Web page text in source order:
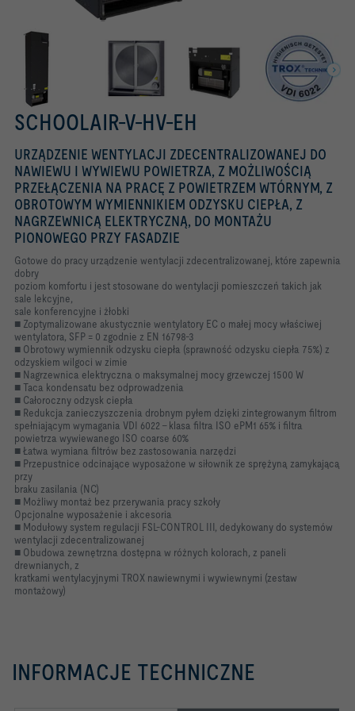
SCHOOLAIR-V-HV-EH
URZĄDZENIE WENTYLACJI ZDECENTRALIZOWANEJ DO
NAWIEWU I WYWIEWU POWIETRZA, Z MOŻLIWOŚCIĄ
PRZEŁĄCZENIA NA PRACĘ Z POWIETRZEM WTÓRNYM, Z
OBROTOWYM WYMIENNIKIEM ODZYSKU CIEPŁA, Z
NAGRZEWNICĄ ELEKTRYCZNĄ, DO MONTAŻU
PIONOWEGO PRZY FASADZIE
Gotowe do pracy urządzenie wentylacji zdecentralizowanej, które zapewnia
dobry
poziom komfortu i jest stosowane do wentylacji pomieszczeń takich jak
sale lekcyjne,
sale konferencyjne i żłobki
■ Zoptymalizowane akustycznie wentylatory EC o małej mocy właściwej
wentylatora, SFP = 0 zgodnie z EN 16798-3
■ Obrotowy wymiennik odzysku ciepła (sprawność odzysku ciepła 75%) z
odzyskiem wilgoci w zimie
■ Nagrzewnica elektryczna o maksymalnej mocy grzewczej 1500 W
■ Taca kondensatu bez odprowadzenia
■ Całoroczny odzysk ciepła
■ Redukcja zanieczyszczenia drobnym pyłem dzięki zintegrowanym filtrom
spełniającym wymagania VDI 6022 - klasa filtra ISO ePM1 65% i filtra
powietrza wywiewanego ISO coarse 60%
■ Łatwa wymiana filtrów bez zastosowania narzędzi
■ Przepustnice odcinające wyposażone w siłownik ze sprężyną zamykającą
przy
braku zasilania (NC)
■ Możliwy montaż bez przerywania pracy szkoły
Opcjonalne wyposażenie i akcesoria
■ Modułowy system regulacji FSL-CONTROL III, dedykowany do systemów
wentylacji zdecentralizowanej
■ Obudowa zewnętrzna dostępna w różnych kolorach, z paneli
drewnianych, z
kratkami wentylacyjnymi TROX nawiewnymi i wywiewnymi (zestaw
montażowy)
INFORMACJE TECHNICZNE